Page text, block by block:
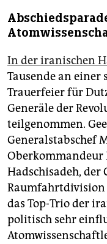
genossenschaft
epaper login
In der iranischen
Tausende an
Trauerfeier für
Generäle der
teilgenommen.
Generalstabschef
Hadschisadeh, der
Raumfahrtdivision
das Top-Trio der
politisch sehr